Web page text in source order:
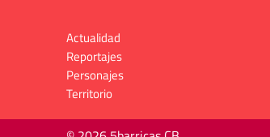
Actualidad
Reportajes
Personajes
Territorio